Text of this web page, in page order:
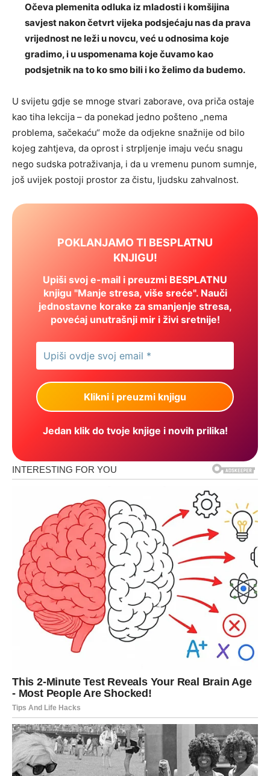
Očeva plemenita odluka iz mladosti i komšijina
savjest nakon četvrt vijeka podsjećaju nas da prava
vrijednost ne leži u novcu, već u odnosima koje
gradimo, i u uspomenama koje čuvamo kao
podsjetnik na to ko smo bili i ko želimo da budemo.
U svijetu gdje se mnoge stvari zaborave, ova priča ostaje
kao tiha lekcija – da ponekad jedno pošteno „nema
problema, sačekaću“ može da odjekne snažnije od bilo
kojeg zahtjeva, da oprost i strpljenje imaju veću snagu
nego sudska potraživanja, i da u vremenu punom sumnje,
još uvijek postoji prostor za čistu, ljudsku zahvalnost.
POKLANJAMO TI BESPLATNU
KNJIGU!
Upiši svoj e-mail i preuzmi BESPLATNU
knjigu "Manje stresa, više sreće". Nauči
jednostavne korake za smanjenje stresa,
povećaj unutrašnji mir i živi sretnije!
Jedan klik do tvoje knjige i novih prilika!